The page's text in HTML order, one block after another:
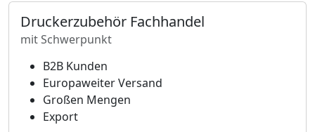
Druckerzubehör Fachhandel
mit Schwerpunkt
B2B Kunden
Europaweiter Versand
Großen Mengen
Export